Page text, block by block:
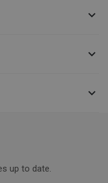



up to date.